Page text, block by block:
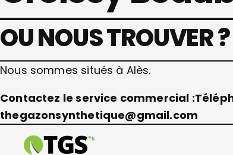
OU NOUS TROUVER ?
Nous sommes situés à Alès.
Contactez le service commercial :
thegazonsynthetique@gmail.com